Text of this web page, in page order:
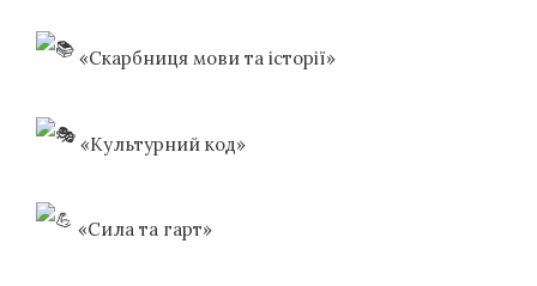
«Скарбниця мови та історії»
«Культурний код»
«Сила та гарт»